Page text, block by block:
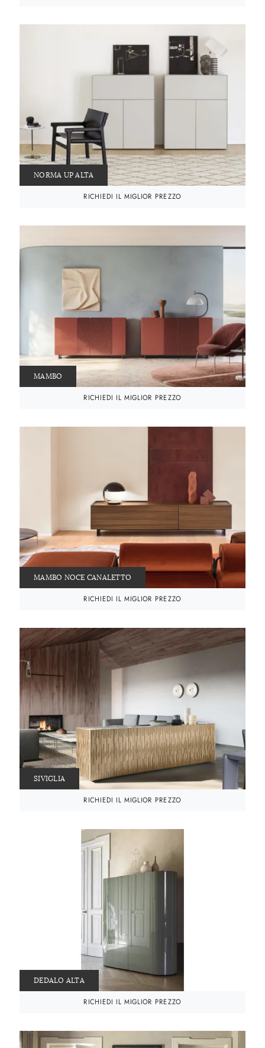
NORMA UP ALTA
RICHIEDI IL MIGLIOR PREZZO
MAMBO
RICHIEDI IL MIGLIOR PREZZO
MAMBO NOCE CANALETTO
RICHIEDI IL MIGLIOR PREZZO
SIVIGLIA
RICHIEDI IL MIGLIOR PREZZO
DEDALO ALTA
RICHIEDI IL MIGLIOR PREZZO